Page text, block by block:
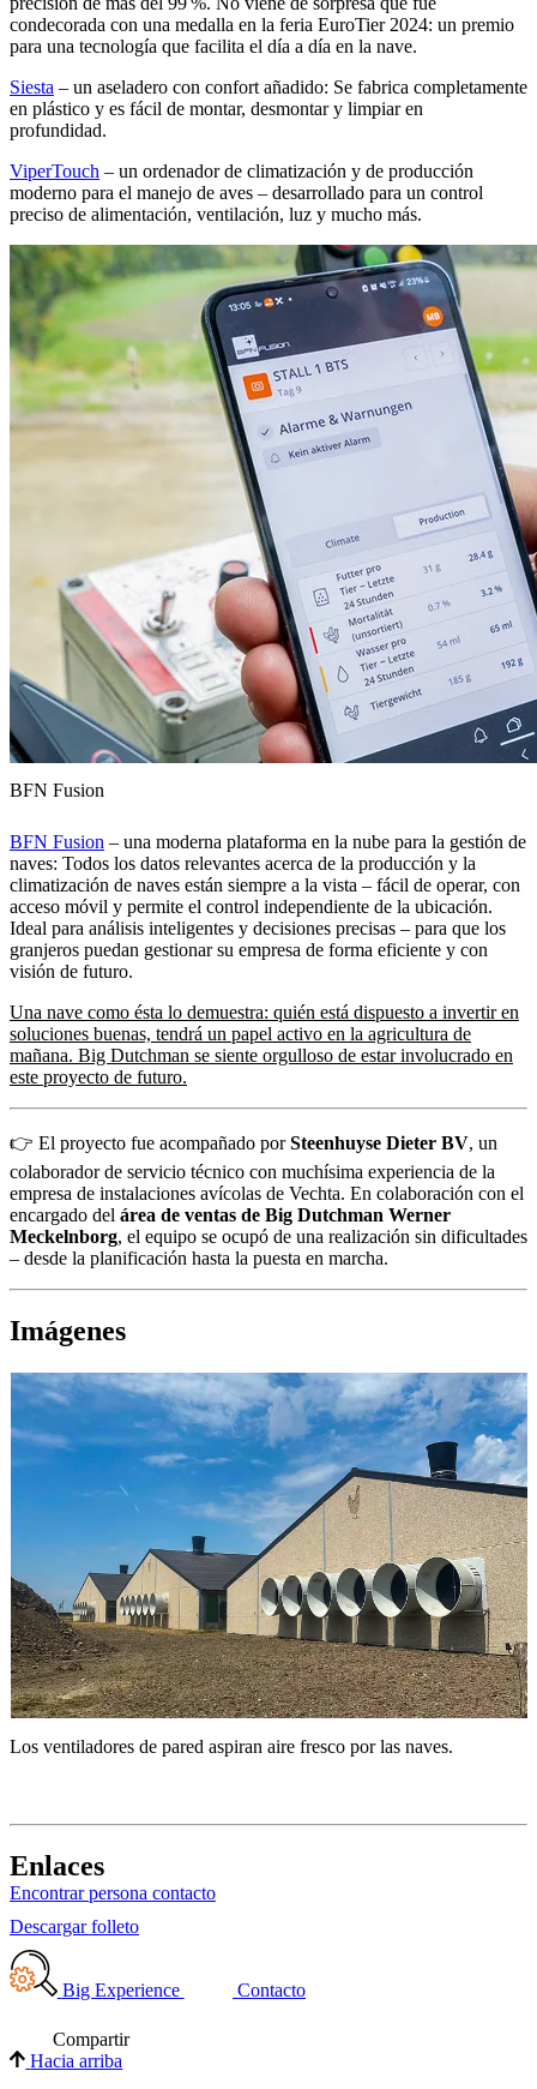
condecorada con una medalla en la feria EuroTier 2024: un premio
para una tecnología que facilita el día a día en la nave.
Siesta – un aseladero con confort añadido: Se fabrica completamente
en plástico y es fácil de montar, desmontar y limpiar en
profundidad.
ViperTouch – un ordenador de climatización y de producción
moderno para el manejo de aves – desarrollado para un control
preciso de alimentación, ventilación, luz y mucho más.
BFN Fusion
BFN Fusion – una moderna plataforma en la nube para la gestión de
naves: Todos los datos relevantes acerca de la producción y la
climatización de naves están siempre a la vista – fácil de operar, con
acceso móvil y permite el control independiente de la ubicación.
Ideal para análisis inteligentes y decisiones precisas – para que los
granjeros puedan gestionar su empresa de forma eficiente y con
visión de futuro.
Una nave como ésta lo demuestra: quién está dispuesto a invertir en
soluciones buenas, tendrá un papel activo en la agricultura de
mañana. Big Dutchman se siente orgulloso de estar involucrado en
este proyecto de futuro.
👉 El proyecto fue acompañado porSteenhuyse Dieter BV, un
colaborador de servicio técnico con muchísima experiencia de la
empresa de instalaciones avícolas de Vechta. En colaboración con el
encargado del área de ventas de Big Dutchman Werner
Meckelnborg, el equipo se ocupó de una realización sin dificultades
– desde la planificación hasta la puesta en marcha.
Imágenes
Los ventiladores de pared aspiran aire fresco por las naves.
Enlaces
Encontrar persona contacto
Descargar folleto
Big Experience Contacto
Compartir
Hacia arriba